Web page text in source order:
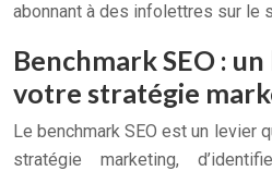
abonnant à des infolettres sur le
Benchmark SEO :
votre stratégie
Le benchmark SEO est un levier
stratégie marketing,